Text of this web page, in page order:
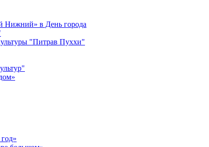
Нижний» в День города
"Питрав Пуххи"